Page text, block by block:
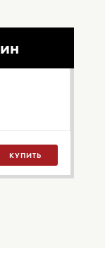
КУПИТЬ